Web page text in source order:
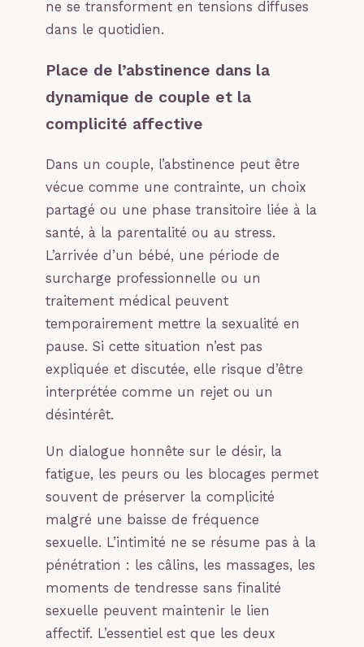
ne se transforment en tensions diffuses
dans le quotidien.
Place de l’abstinence dans la
dynamique de couple et la
complicité affective
Dans un couple, l’abstinence peut être
vécue comme une contrainte, un choix
partagé ou une phase transitoire liée à la
santé, à la parentalité ou au stress.
L’arrivée d’un bébé, une période de
surcharge professionnelle ou un
traitement médical peuvent
temporairement mettre la sexualité en
pause. Si cette situation n’est pas
expliquée et discutée, elle risque d’être
interprétée comme un rejet ou un
désintérêt.
Un dialogue honnête sur le désir, la
fatigue, les peurs ou les blocages permet
souvent de préserver la complicité
malgré une baisse de fréquence
sexuelle. L’intimité ne se résume pas à la
pénétration : les câlins, les massages, les
moments de tendresse sans finalité
sexuelle peuvent maintenir le lien
affectif. L’essentiel est que les deux